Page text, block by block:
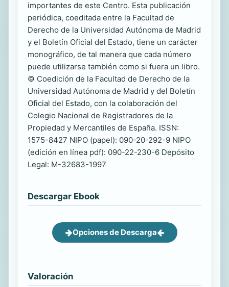
importantes de este Centro. Esta publicación
periódica, coeditada entre la Facultad de
Derecho de la Universidad Autónoma de Madrid
y el Boletín Oficial del Estado, tiene un carácter
monográfico, de tal manera que cada número
puede utilizarse también como si fuera un libro.
© Coedición de la Facultad de Derecho de la
Universidad Autónoma de Madrid y del Boletín
Oficial del Estado, con la colaboración del
Colegio Nacional de Registradores de la
Propiedad y Mercantiles de España. ISSN:
1575-8427 NIPO (papel): 090-20-292-9 NIPO
(edición en línea pdf): 090-22-230-6 Depósito
Legal: M-32683-1997
Descargar Ebook
Opciones de Descarga
Valoración